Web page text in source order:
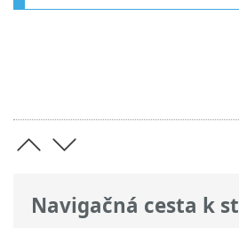
Navigačná cesta k